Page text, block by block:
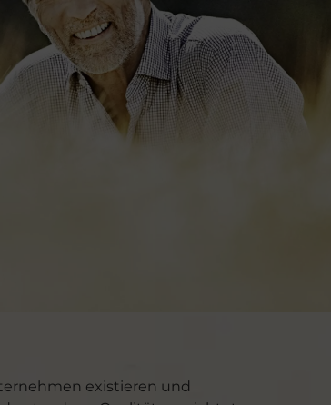
existieren und